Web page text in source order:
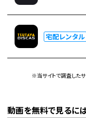
宅配レンタル
※当サイトで調査した
動画を無料で見るに